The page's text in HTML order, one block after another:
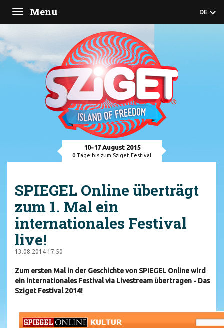
10-17 August 2015
0 Tage bis zum Sziget Festival
Toggle
navigation
Menu DE
SPIEGEL Online überträgt
zum 1. Mal ein
internationales Festival
live!
13.08.2014 17:50
Zum ersten Mal in der Geschichte von SPIEGEL Online wird
ein internationales Festival via Livestream übertragen - Das
Sziget Festival 2014!